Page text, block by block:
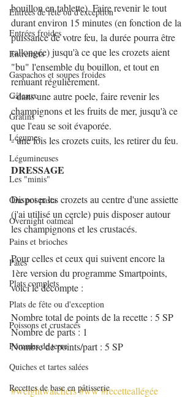
Entrées de fête ou d'exception
Entrées froides
Entremets
Gaspachos et soupes froides
Gâteaux
Gratins
Légumes
Légumineuses
Les "minis"
One pot pasta
Overnight oatmeal
Pains et brioches
Pâtes
Plats complets
Plats de fête ou d'exception
Poissons et crustacés
Pommes de terre
Quiches et tartes salées
Recettes de base en pâtisserie
bouillon en tablette). Faire revenir le tout
durant environ 15 minutes (en fonction de la
puissance de votre feu, la durée pourra être
rallongée) jusqu'à ce que les crozets aient
"bu" l'ensemble du bouillon, et tout en
remuant régulièrement.
- dans une autre poele, faire revenir les
champignons et les fruits de mer, jusqu'à ce
que l'eau se soit évaporée.
- une fois les crozets cuits, les retirer du feu.
DRESSAGE
Disposer les crozets au centre d'une assiette
(j'ai utilisé un cercle) puis disposer autour
les champignons et les crustacés.
Pour celles et ceux qui suivent encore la
1ère version du programme Smartpoints,
voici le décompte :
Nombre total de points de la recette : 5 SP
Nombre de parts : 1
Nombre de points/part : 5 SP
#weightwatchers#ww#recetteallégée